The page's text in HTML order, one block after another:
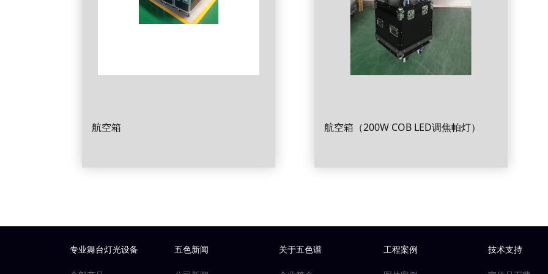
航空箱 航空箱（200W COB LED调焦帕灯）
专业舞台灯光设备 五色新闻 关于五色谱 工程案例 技术支持